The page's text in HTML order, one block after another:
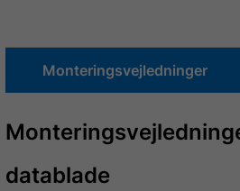
Monteringsvejledninger
datablade